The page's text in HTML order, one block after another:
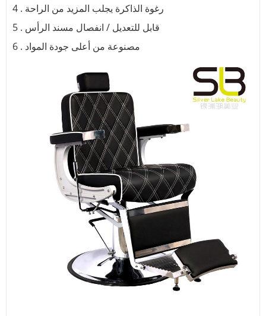
4 . رغوة الذاكرة يجلب المزيد من الراحة
5 . قابل للتعديل / انفصال مسند الرأس
6 . مصنوعة من أعلى جودة المواد